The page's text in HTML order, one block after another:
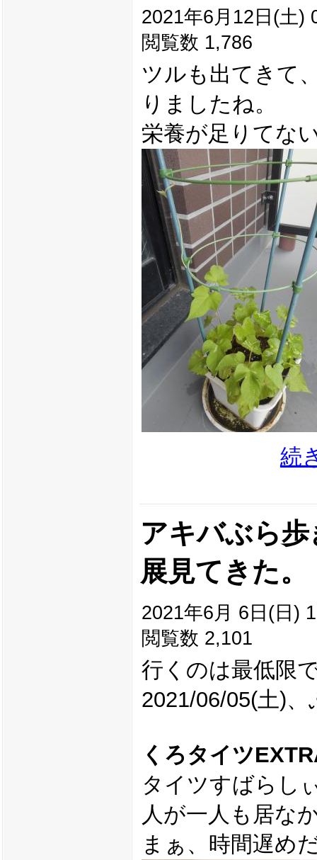
2021年6月12日(土)
閲覧数 1,786
ツルも出てきて
りましたね。
栄養が足りてな
続
アキバぶら
展見てきた。
2021年6月 6日(日)
閲覧数 2,101
行くのは最低限
2021/06/05(土)
くろタイツ
タイツすばらし
人が一人も居な
まぁ、時間遅め